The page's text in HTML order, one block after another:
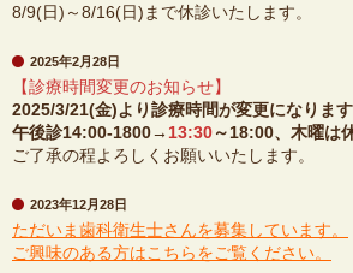
8/9(日)～8/16(日)まで休診いたします。
2025年2月28日
【診療時間変更のお知らせ】
2025/3/21(金)より診療時間が変更になります
午後診14:00-1800→ 13:30～18:00、木曜は
ご了承の程よろしくお願いいたします。
2023年12月28日
ただいま歯科衛生士さんを募集しています。
ご興味のある方はこちらをご覧ください。